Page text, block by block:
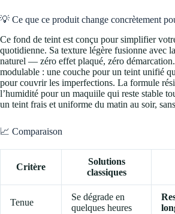
💡 Ce que ce produit change concrètement
Ce fond de teint est conçu pour simplifier
quotidienne. Sa texture légère fusionne avec
naturel — zéro effet plaqué, zéro
modulable : une couche pour un teint unifié
pour couvrir les imperfections. La formule
l’humidité pour un maquiile qui reste stable
un teint frais et uniforme du matin au soir,
📈 Comparaison
Critère
Solutions
classiques
Tenue
Se dégrade en
quelques heures